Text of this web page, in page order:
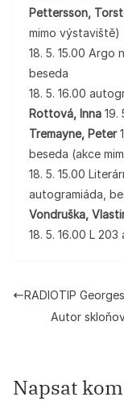
Pettersson,
mimo výstaviště)
18. 5. 15.00 Argo
beseda
18. 5. 16.00
Rottová, Inna 19.
Tremayne, Peter
beseda (akce
18. 5. 15.00
autogramiáda,
Vondruška,
18. 5. 16.00 L
RADIOTIP
Autor
Napsat